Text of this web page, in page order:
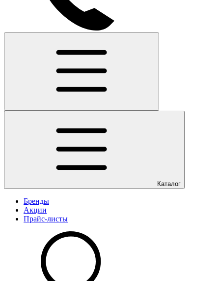
Каталог
Бренды
Акции
Прайс-листы